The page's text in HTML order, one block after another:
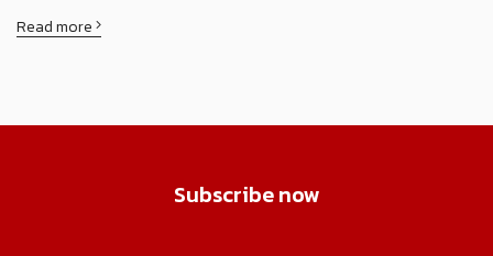
Read more
Subscribe now